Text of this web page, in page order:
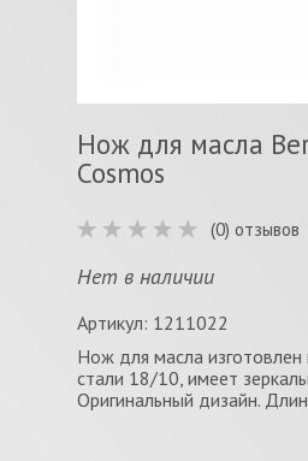
Нож для масла
Cosmos
(0) отзывов
Нет в наличии
Артикул: 1211022
Нож для масла
стали 18/10, имеет
Оригинальный дизайн.